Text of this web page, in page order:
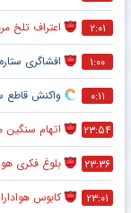
۲:۰۱ اعتراف تلخ
۱:۰۰ افشاگری ستاره
۰:۱۱ واکنش قاطع
۲۳:۵۴ اتهام سنگین
۲۳:۳۶ بلوغ فکری هواداران
۲۳:۰۱ کابوس